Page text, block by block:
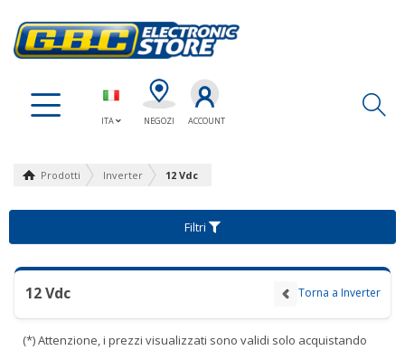
ITA NEGOZI ACCOUNT
Prodotti Inverter 12 Vdc
Filtri
12 Vdc Torna a Inverter
(*) Attenzione, i prezzi visualizzati sono validi solo acquistando